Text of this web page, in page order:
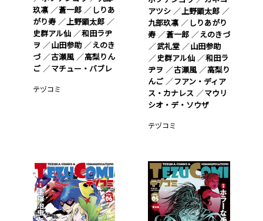
玖凛
蒼一郎
しりあ
がり寿
上野顕太郎
史群アル仙
和田ラヂ
ヲ
山田参助
えのき
づ
古瀬風
高梨りん
ご
マチュー・バブレ
テヅコミ
アツシ
上野顕太郎
九部玖凛
しりあがり
寿
蒼一郎
えのきづ
武礼堂
山田参助
史群アル仙
和田ラ
ヂヲ
古瀬風
高梨り
んご
フアン・ディア
ス・カナレス
マウリ
シオ・デ・ソウザ
テヅコミ